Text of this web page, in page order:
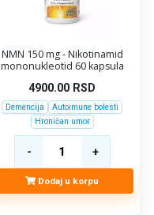
NMN 150 mg - Nikotinamid
mononukleotid 60 kapsula
4900.00 RSD
Demencija
Autoimune bolesti
Hroničan umor
Dodaj u korpu